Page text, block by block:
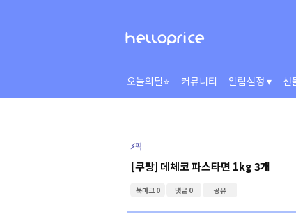
오늘의딜⭐ 커뮤니티 알림설정 ▾ 선
⚡️픽
[쿠팡] 데체코 파스타면 1kg 3개
북마크 0 댓글 0 공유